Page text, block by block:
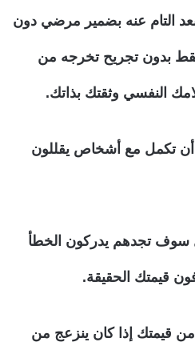
التام عنه بضمير مرضي دون
بدون تجريح تخرجه من
النفسي وثقتك بذاتك.
أن تكمل مع أشخاص يقللون
سوف تجدهم يدركون الخطأ
قيمتك الحقيقة.
قيمتك إذا كان ينزعج من